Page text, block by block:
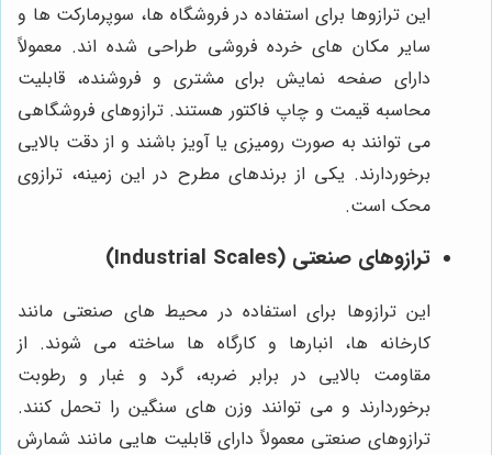
این ترازوها برای استفاده در فروشگاه ها، سوپرمارکت ها و
سایر مکان های خرده فروشی طراحی شده اند. معمولاً
دارای صفحه نمایش برای مشتری و فروشنده، قابلیت
محاسبه قیمت و چاپ فاکتور هستند. ترازوهای فروشگاهی
می توانند به صورت رومیزی یا آویز باشند و از دقت بالایی
برخوردارند. یکی از برندهای مطرح در این زمینه، ترازوی
محک است.
ترازوهای صنعتی (Industrial Scales)
این ترازوها برای استفاده در محیط های صنعتی مانند
کارخانه ها، انبارها و کارگاه ها ساخته می شوند. از
مقاومت بالایی در برابر ضربه، گرد و غبار و رطوبت
برخوردارند و می توانند وزن های سنگین را تحمل کنند.
ترازوهای صنعتی معمولاً دارای قابلیت هایی مانند شمارش